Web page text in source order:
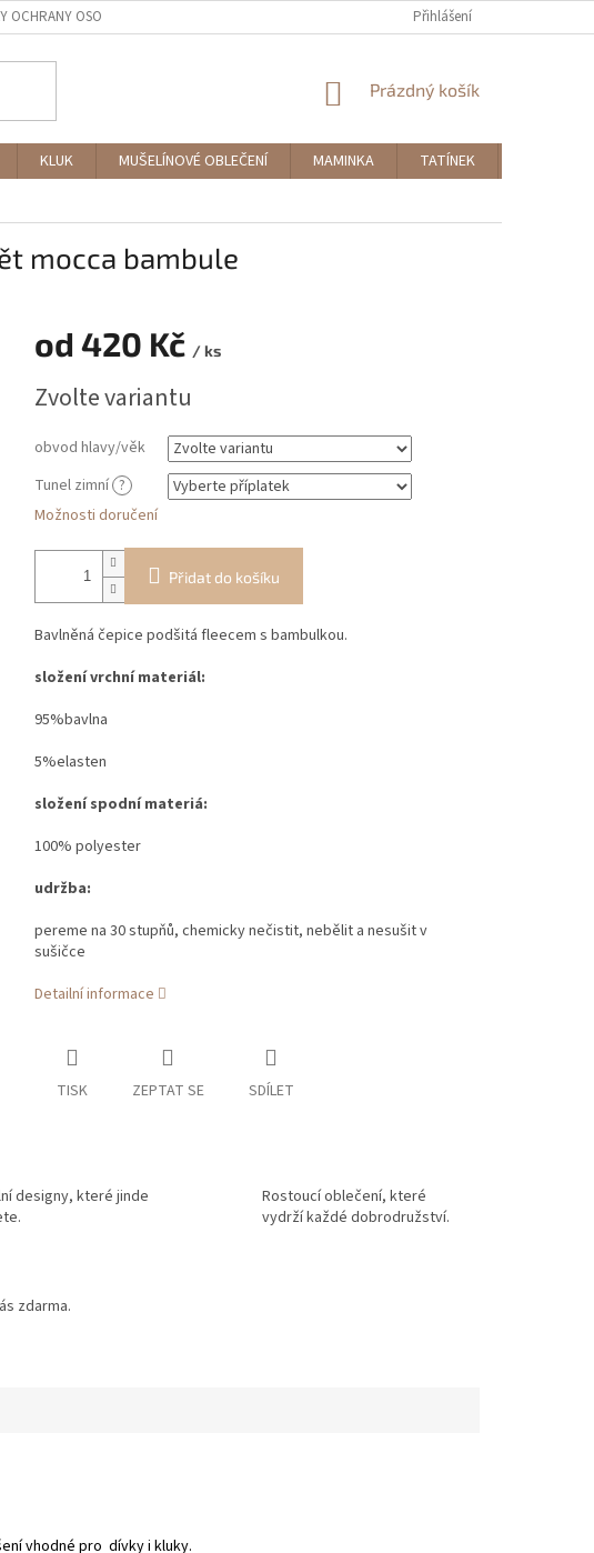
OCHRANY OSOBNÍCH ÚDAJŮ Přihlášení
NÁKUPNÍ
Prázdný košík
KLUK MUŠELÍNOVÉ OBLEČENÍ MAMINKA TATÍNEK
mocca bambule
od 420 Kč / ks
cena:
Zvolte variantu
obvod hlavy/věk
Tunel zimní ?
Možnosti doručení
Přidat do košíku
Bavlněná čepice podšitá fleecem s bambulkou.
složení vrchní materiál:
95%bavlna
5%elasten
složení spodní materiá:
100% polyester
udržba:
pereme na 30 stupňů, chemicky nečistit, nebělit a nesušit v
sušičce
Detailní informace
TISK ZEPTAT SE SDÍLET
designy, které jinde
Rostoucí oblečení, které
vydrží každé dobrodružství.
zdarma.
vhodné pro dívky i kluky.